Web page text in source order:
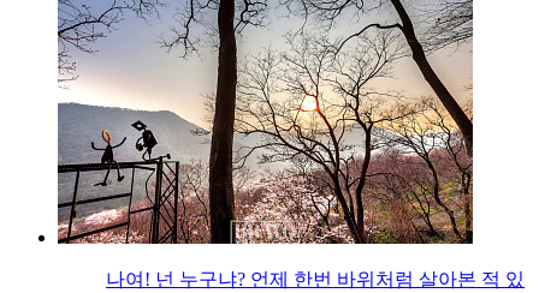
나여! 넌 누구냐? 언제 한번 바위처럼 살아본 적 있